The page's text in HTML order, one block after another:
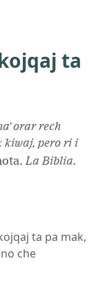
ta
orar rech
kiwaj, pero ri i
La Biblia.
ta pa mak,
che